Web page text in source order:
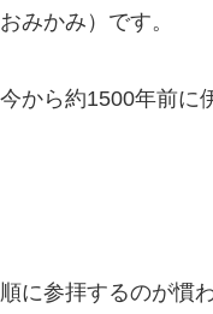
みかみ）です。
から約1500年前に
参拝するのが慣わ